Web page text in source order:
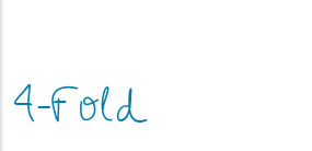
4-Fold